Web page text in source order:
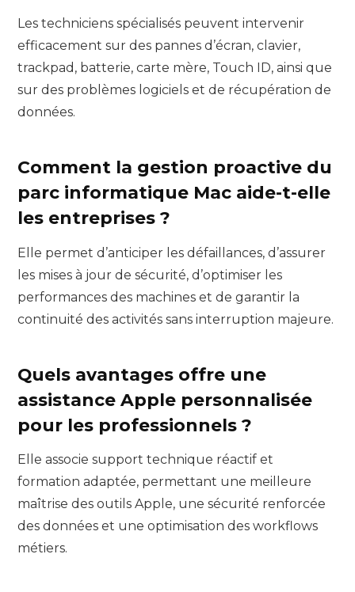
Les techniciens spécialisés peuvent intervenir
efficacement sur des pannes d’écran, clavier,
trackpad, batterie, carte mère, Touch ID, ainsi que
sur des problèmes logiciels et de récupération de
données.
Comment la gestion proactive du
parc informatique Mac aide-t-elle
les entreprises ?
Elle permet d’anticiper les défaillances, d’assurer
les mises à jour de sécurité, d’optimiser les
performances des machines et de garantir la
continuité des activités sans interruption majeure.
Quels avantages offre une
assistance Apple personnalisée
pour les professionnels ?
Elle associe support technique réactif et
formation adaptée, permettant une meilleure
maîtrise des outils Apple, une sécurité renforcée
des données et une optimisation des workflows
métiers.